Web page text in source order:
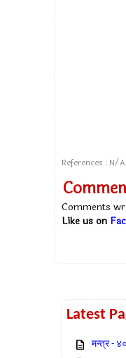
References : N/A
Comments
Like us on
Latest
मन्त्र -